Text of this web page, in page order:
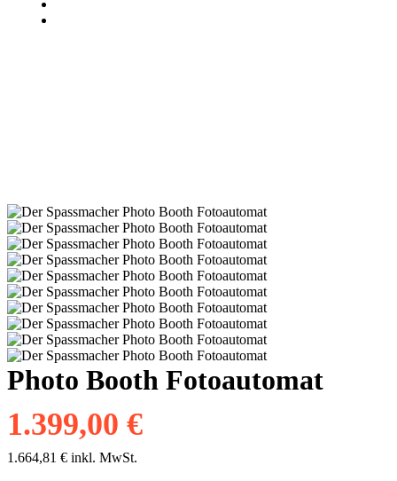
Photo Booth Fotoautomat
1.399,00 €
1.664,81 € inkl. MwSt.